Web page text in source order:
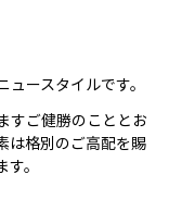
ースタイルです。
すご健勝のこととお
は格別のご高配を賜
。